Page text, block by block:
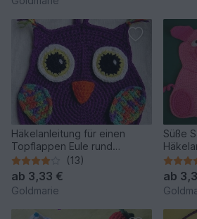
Häkelanleitung für einen
Topflappen Eule rund
gehäkelt inkl. Zunahmetabelle
blitzschnell und einfach
(13)
ab 3,33 €
Goldmarie
Süße
-
Ebook
Purzel
ab